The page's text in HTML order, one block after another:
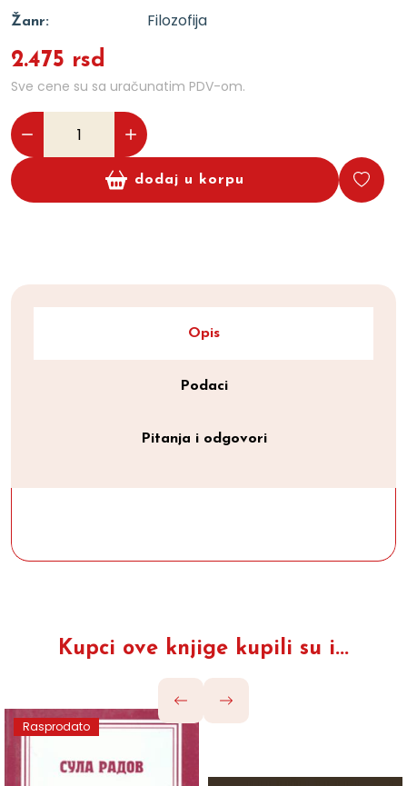
Žanr: Filozofija
2.475 rsd
Sve cene su sa uračunatim PDV-om.
dodaj u korpu
Opis
Podaci
Pitanja i odgovori
Kupci ove knjige kupili su i...
Rasprodato